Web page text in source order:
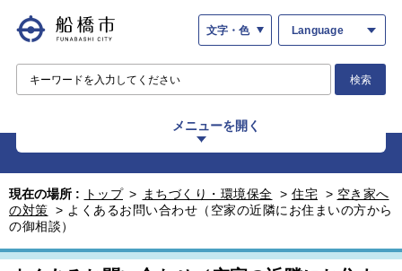
文字・色 Language
検索
メニューを開く
現在の場所 : トップ > まちづくり・環境保全 > 住宅 > 空き家へ
の対策 > よくあるお問い合わせ（空家の近隣にお住まいの方から
の御相談）